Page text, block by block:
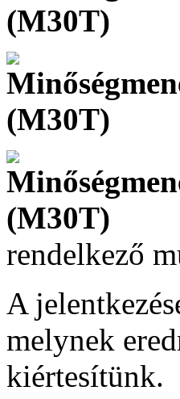
rendelkező
A
melynek
kiértesítünk.